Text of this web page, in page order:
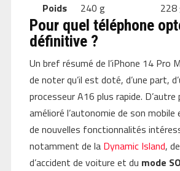
Poids
240 g 228
Pour quel téléphone
définitive ?
Un bref résumé de l’iPhone 14 Pro
de noter qu’il est doté, d’une part,
processeur A16 plus rapide.
amélioré l’autonomie de son
de nouvelles fonctionnalités
notamment de la Dynamic Island,
d’accident de voiture et du mode